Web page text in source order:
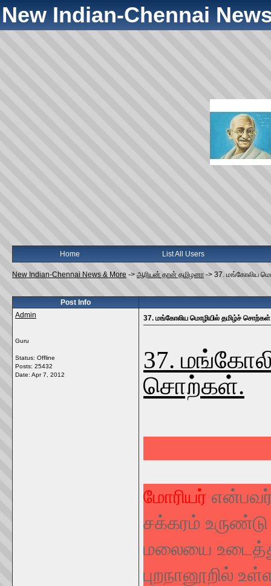
New Indian-Chennai
Home List All Users
New Indian-Chennai News & More -> ஆரியன் தான் தமிழனா -> 37. மங்கோலிய
Post Info
Admin
Guru
Status: Offline
Posts: 25432
Date: Apr 7, 2012
37. மங்கோலிய மொழியில் தமிழ்ச்
37.
சொற்கள்.
மோரியர்
சக்கரம்
மலையை
புறநானூறில்